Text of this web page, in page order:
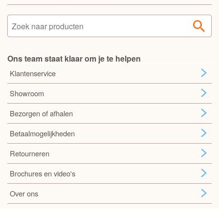
Ons team staat klaar om je te helpen
Klantenservice
Showroom
Bezorgen of afhalen
Betaalmogelijkheden
Retourneren
Brochures en video's
Over ons